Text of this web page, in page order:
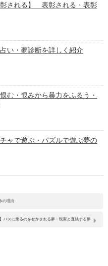
される】 表彰される・表彰
い・夢診断を詳しく紹介
む・恨みから暴力をふるう・
ャで遊ぶ・パズルで遊ぶ夢の
の理由
】バスに乗るのをせかされる夢・現実と直結する夢